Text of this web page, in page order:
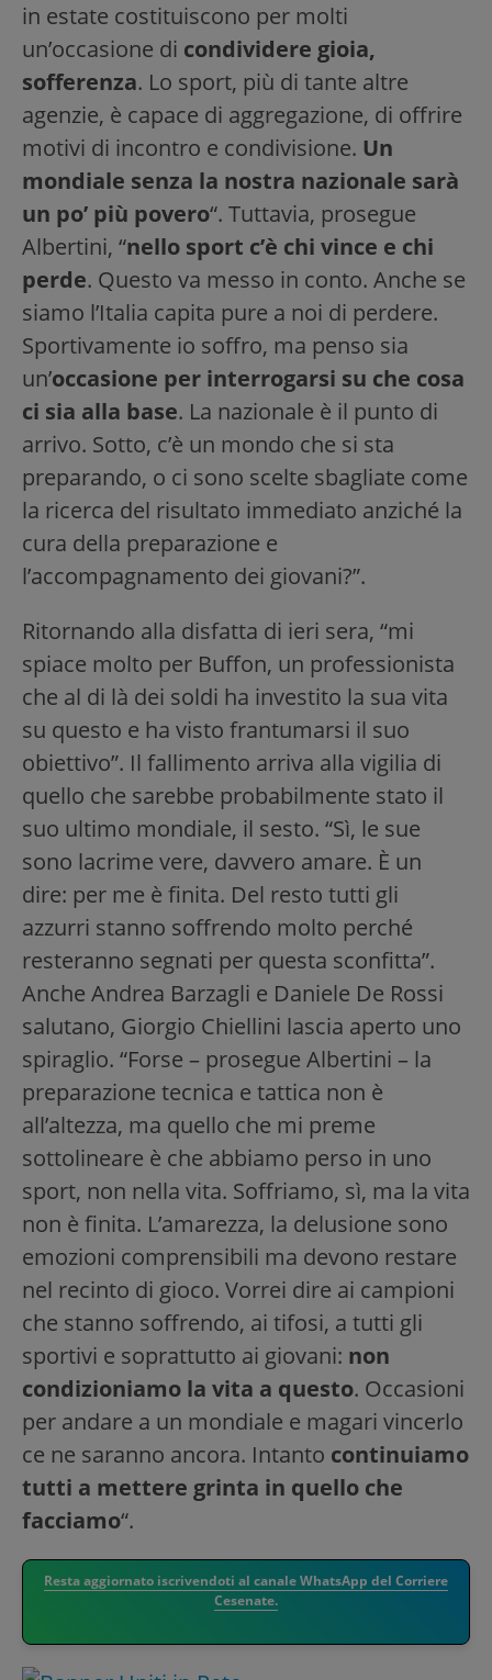
in estate costituiscono per molti
un’occasione di condividere gioia,
sofferenza. Lo sport, più di tante altre
agenzie, è capace di aggregazione, di offrire
motivi di incontro e condivisione. Un
mondiale senza la nostra nazionale sarà
un po’ più povero“. Tuttavia, prosegue
Albertini, “nello sport c’è chi vince e chi
perde. Questo va messo in conto. Anche se
siamo l’Italia capita pure a noi di perdere.
Sportivamente io soffro, ma penso sia
un’occasione per interrogarsi su che cosa
ci sia alla base. La nazionale è il punto di
arrivo. Sotto, c’è un mondo che si sta
preparando, o ci sono scelte sbagliate come
la ricerca del risultato immediato anziché la
cura della preparazione e
l’accompagnamento dei giovani?”.
Ritornando alla disfatta di ieri sera, “mi
spiace molto per Buffon, un professionista
che al di là dei soldi ha investito la sua vita
su questo e ha visto frantumarsi il suo
obiettivo”. Il fallimento arriva alla vigilia di
quello che sarebbe probabilmente stato il
suo ultimo mondiale, il sesto. “Sì, le sue
sono lacrime vere, davvero amare. È un
dire: per me è finita. Del resto tutti gli
azzurri stanno soffrendo molto perché
resteranno segnati per questa sconfitta”.
Anche Andrea Barzagli e Daniele De Rossi
salutano, Giorgio Chiellini lascia aperto uno
spiraglio. “Forse – prosegue Albertini – la
preparazione tecnica e tattica non è
all’altezza, ma quello che mi preme
sottolineare è che abbiamo perso in uno
sport, non nella vita. Soffriamo, sì, ma la vita
non è finita. L’amarezza, la delusione sono
emozioni comprensibili ma devono restare
nel recinto di gioco. Vorrei dire ai campioni
che stanno soffrendo, ai tifosi, a tutti gli
sportivi e soprattutto ai giovani: non
condizioniamo la vita a questo. Occasioni
per andare a un mondiale e magari vincerlo
ce ne saranno ancora. Intanto continuiamo
tutti a mettere grinta in quello che
facciamo“.
Resta aggiornato iscrivendoti al canale WhatsApp del Corriere
Cesenate.